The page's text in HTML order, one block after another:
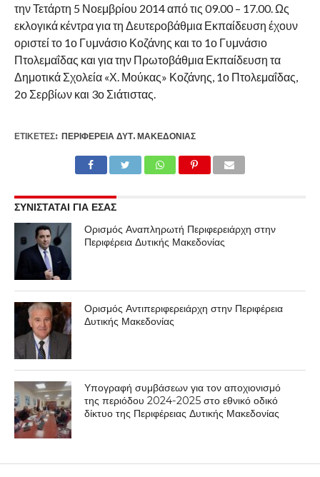
την Τετάρτη 5 Νοεμβρίου 2014 από τις 09.00 – 17.00. Ως
εκλογικά κέντρα για τη Δευτεροβάθμια Εκπαίδευση έχουν
οριστεί το 1ο Γυμνάσιο Κοζάνης και το 1ο Γυμνάσιο
Πτολεμαΐδας και για την Πρωτοβάθμια Εκπαίδευση τα
Δημοτικά Σχολεία «Χ. Μούκας» Κοζάνης, 1ο Πτολεμαΐδας,
2ο Σερβίων και 3ο Σιάτιστας.
ΕΤΙΚΕΤΕΣ: ΠΕΡΙΦΈΡΕΙΑ ΔΥΤ. ΜΑΚΕΔΟΝΊΑΣ
ΣΥΝΙΣΤΑΤΑΙ ΓΙΑ ΕΣΑΣ
Ορισμός Αναπληρωτή Περιφερειάρχη στην
Περιφέρεια Δυτικής Μακεδονίας
Ορισμός Αντιπεριφερειάρχη στην Περιφέρεια
Δυτικής Μακεδονίας
Υπογραφή συμβάσεων για τον αποχιονισμό
της περιόδου 2024-2025 στο εθνικό οδικό
δίκτυο της Περιφέρειας Δυτικής Μακεδονίας